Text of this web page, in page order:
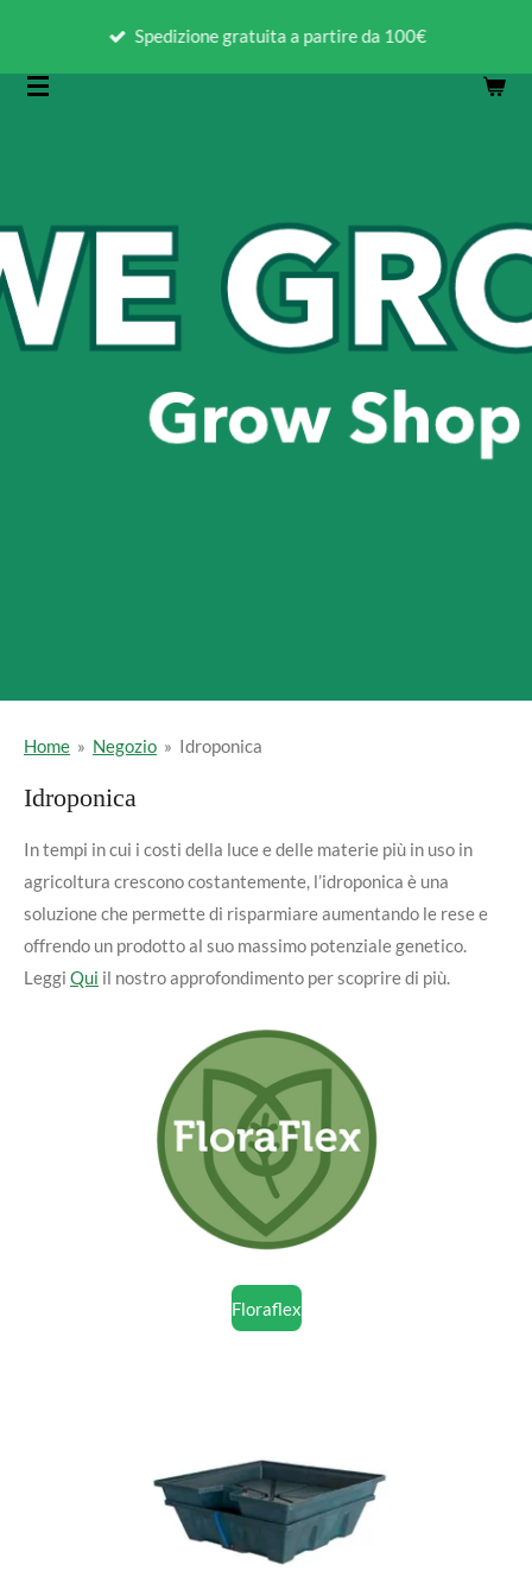
contenuto
Spedizione gratuita a partire da 100€
Home » Negozio » Idroponica
Idroponica
In tempi in cui i costi della luce e delle materie più in uso in
agricoltura crescono costantemente, l’idroponica è una
soluzione che permette di risparmiare aumentando le rese e
offrendo un prodotto al suo massimo potenziale genetico.
Leggi Qui il nostro approfondimento per scoprire di più.
Floraflex